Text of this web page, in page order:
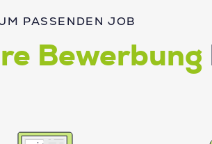
PASSENDEN JOB
Bewerbung